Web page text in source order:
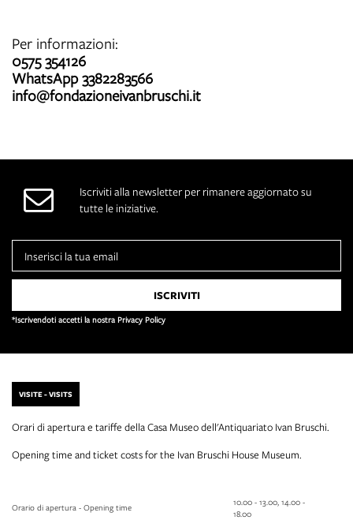
Per informazioni:
0575 354126
WhatsApp 3382283566
info@fondazioneivanbruschi.it
Iscriviti alla newsletter per rimanere aggiornato su
tutte le iniziative.
*Iscrivendoti accetti la nostra Privacy Policy
VISITE - VISITS
Orari di apertura e tariffe della Casa Museo dell'Antiquariato Ivan Bruschi.
Opening time and ticket costs for the Ivan Bruschi House Museum.
Orario di apertura - Opening time
10.00 - 13.00, 14.00 -
18.00